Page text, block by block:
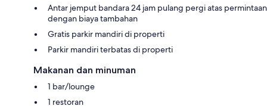
Antar jemput bandara 24 jam pulang pergi atas permintaan
dengan biaya tambahan
Gratis parkir mandiri di properti
Parkir mandiri terbatas di properti
Makanan dan minuman
1 bar/lounge
1 restoran